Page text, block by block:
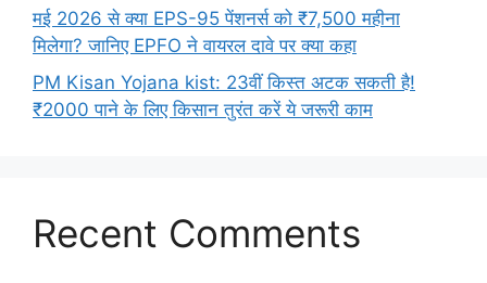
मई 2026 से क्या EPS-95 पेंशनर्स को ₹7,500 महीना
मिलेगा? जानिए EPFO ने वायरल दावे पर क्या कहा
PM Kisan Yojana kist: 23वीं किस्त अटक सकती है!
₹2000 पाने के लिए किसान तुरंत करें ये जरूरी काम
Recent Comments